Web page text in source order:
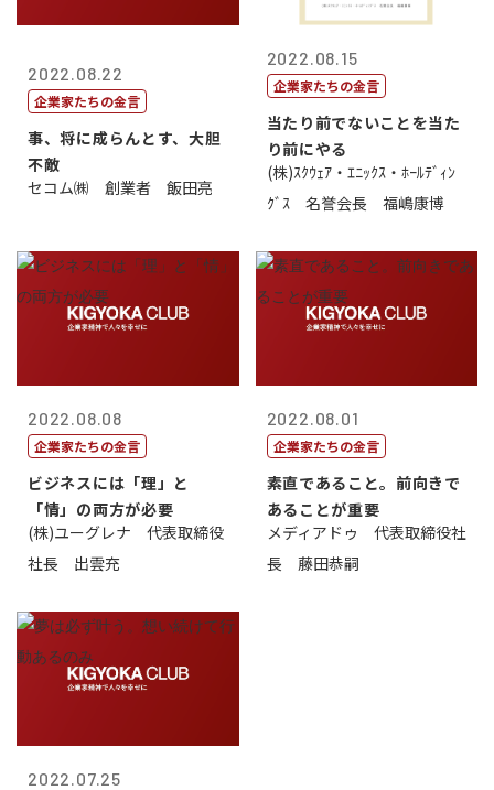
2022.08.22
企業家たちの金言
事、将に成らんとす、大胆
不敵
セコム㈱ 創業者 飯田亮
2022.08.15
企業家たちの金言
当たり前でないことを当た
り前にやる
(株)ｽｸｳｪｱ・ｴﾆｯｸｽ・ﾎｰﾙﾃﾞｨﾝ
ｸﾞｽ 名誉会長 福嶋康博
2022.08.08
企業家たちの金言
ビジネスには「理」と
「情」の両方が必要
(株)ユーグレナ 代表取締役
社長 出雲充
2022.08.01
企業家たちの金言
素直であること。前向きで
あることが重要
メディアドゥ 代表取締役社
長 藤田恭嗣
2022.07.25